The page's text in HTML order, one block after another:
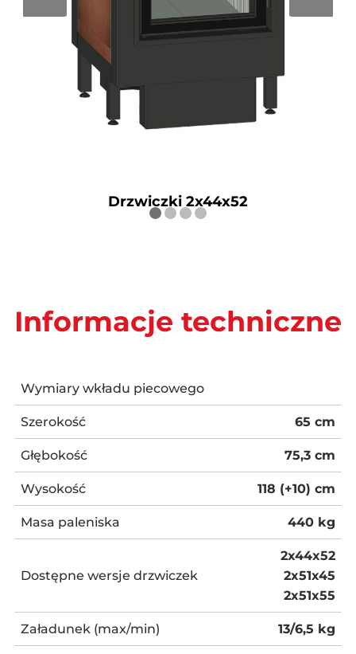
Drzwiczki 2x44x52
Informacje techniczne
Wymiary wkładu piecowego
Szerokość 65 cm
Głębokość 75,3 cm
Wysokość 118 (+10) cm
Masa paleniska 440 kg
Dostępne wersje drzwiczek
2x44x52
2x51x45
2x51x55
Załadunek (max/min) 13/6,5 kg